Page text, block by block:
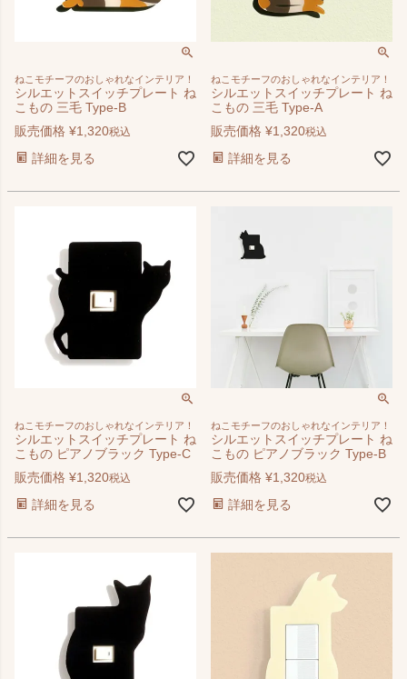
ねこモチーフのおしゃれなインテリア！
シルエットスイッチプレート ね
こもの 三毛 Type-B
販売価格 ¥1,320税込
詳細を見る
ねこモチーフのおしゃれなインテリア！
シルエットスイッチプレート ね
こもの 三毛 Type-A
販売価格 ¥1,320税込
詳細を見る
ねこモチーフのおしゃれなインテリア！
シルエットスイッチプレート ね
こもの ピアノブラック Type-C
販売価格 ¥1,320税込
詳細を見る
ねこモチーフのおしゃれなインテリア！
シルエットスイッチプレート ね
こもの ピアノブラック Type-B
販売価格 ¥1,320税込
詳細を見る